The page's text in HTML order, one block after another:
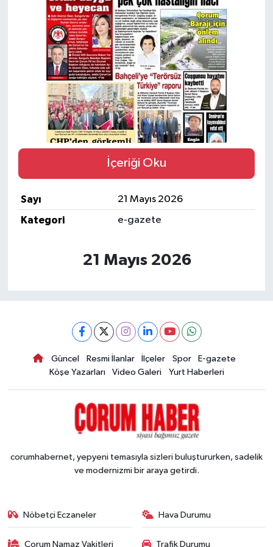
İçeriği Oku
Sayı
21 Mayıs 2026
Kategori
e-gazete
21 Mayıs 2026
Güncel Resmi İlanlar İlçeler Spor
E-gazete
Köşe Yazarları
Video Galeri Yurt Haberleri
corumhabernet, yepyeni temasıyla sizleri buluştururken, sadelik
ve modernizmi bir araya getirdi.
Nöbetçi Eczaneler Hava Durumu
Çorum Namaz Vakitleri Trafik Durumu
Kargı
Laçin
Mecitözü
Oğuzlar
Ortaköy
Osmancık
Sungurlu